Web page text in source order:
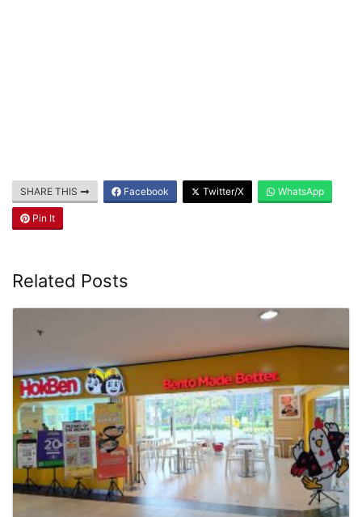
SHARE THIS Facebook Twitter/X WhatsApp
Pin It
Related Posts